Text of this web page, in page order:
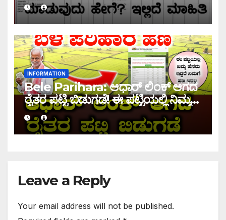
INFORMATION
Bele Parihara: ಆಧಾರ್ ಲಿಂಕ್ ಆಗದ
ರೈತರ ಪಟ್ಟಿ ಬಿಡುಗಡೆ! ಈ ಪಟ್ಟಿಯಲ್ಲಿ ನಿಮ್ಮ
ಹೆಸರು ಇದ್ದರೆ ನಿಮಗೆ ಹಣ ಜಮಾ ಆಗಲ್ಲ !
Leave a Reply
Your email address will not be published.